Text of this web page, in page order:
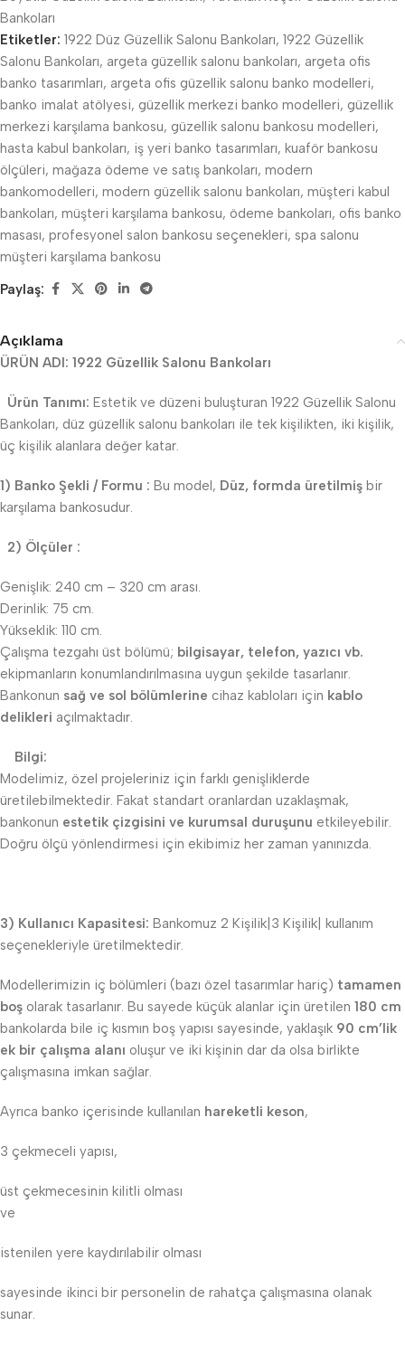
Bankoları
Etiketler: 1922 Düz Güzellik Salonu Bankoları, 1922 Güzellik
Salonu Bankoları, argeta güzellik salonu bankoları, argeta ofis
banko tasarımları, argeta ofis güzellik salonu banko modelleri,
banko imalat atölyesi, güzellik merkezi banko modelleri, güzellik
merkezi karşılama bankosu, güzellik salonu bankosu modelleri,
hasta kabul bankoları, iş yeri banko tasarımları, kuaför bankosu
ölçüleri, mağaza ödeme ve satış bankoları, modern
bankomodelleri, modern güzellik salonu bankoları, müşteri kabul
bankoları, müşteri karşılama bankosu, ödeme bankoları, ofis banko
masası, profesyonel salon bankosu seçenekleri, spa salonu
müşteri karşılama bankosu
Paylaş:
Açıklama
ÜRÜN ADI: 1922 Güzellik Salonu Bankoları
Ürün Tanımı: Estetik ve düzeni buluşturan 1922 Güzellik Salonu
Bankoları, düz güzellik salonu bankoları ile tek kişilikten, iki kişilik,
üç kişilik alanlara değer katar.
1) Banko Şekli / Formu : Bu model, Düz, formda üretilmiş bir
karşılama bankosudur.
2) Ölçüler :
Genişlik: 240 cm – 320 cm arası.
Derinlik: 75 cm.
Yükseklik: 110 cm.
Çalışma tezgahı üst bölümü; bilgisayar, telefon, yazıcı vb.
ekipmanların konumlandırılmasına uygun şekilde tasarlanır.
Bankonun sağ ve sol bölümlerine cihaz kabloları için kablo
delikleri açılmaktadır.
Bilgi:
Modelimiz, özel projeleriniz için farklı genişliklerde
üretilebilmektedir. Fakat standart oranlardan uzaklaşmak,
bankonun estetik çizgisini ve kurumsal duruşunu etkileyebilir.
Doğru ölçü yönlendirmesi için ekibimiz her zaman yanınızda.
3) Kullanıcı Kapasitesi: Bankomuz 2 Kişilik|3 Kişilik| kullanım
seçenekleriyle üretilmektedir.
Modellerimizin iç bölümleri (bazı özel tasarımlar hariç) tamamen
boş olarak tasarlanır. Bu sayede küçük alanlar için üretilen 180 cm
bankolarda bile iç kısmın boş yapısı sayesinde, yaklaşık 90 cm’lik
ek bir çalışma alanı oluşur ve iki kişinin dar da olsa birlikte
çalışmasına imkan sağlar.
Ayrıca banko içerisinde kullanılan hareketli keson,
3 çekmeceli yapısı,
üst çekmecesinin kilitli olması
ve
istenilen yere kaydırılabilir olması
sayesinde ikinci bir personelin de rahatça çalışmasına olanak
sunar.